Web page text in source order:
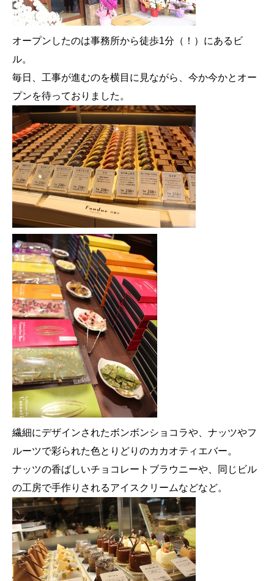
オープンしたのは事務所から徒歩1分（！）にあるビ
ル。
毎日、工事が進むのを横目に見ながら、今か今かとオー
プンを待っておりました。
繊細にデザインされたボンボンショコラや、ナッツやフ
ルーツで彩られた色とりどりのカカオティエバー。
ナッツの香ばしいチョコレートブラウニーや、同じビル
の工房で手作りされるアイスクリームなどなど。